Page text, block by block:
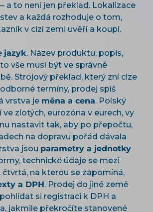
a to není jen překlad. Lokalizace
a každá rozhoduje o tom,
v cizí zemi uvěří a koupí.
jazyk. Název produktu, popis,
vše musí být ve správné
Strojový překlad, který zní cize
termíny, prodej spíš
vrstva je měna a cena. Polský
zlotých, eurozóna v eurech, vy
nastavit tak, aby po přepočtu,
na dopravu pořád dávala
jsou parametry a jednotky
technické údaje se mezi
čtvrtá, na kterou se zapomíná,
a DPH. Prodej do jiné země
si registraci k DPH a
jakmile překročíte stanovené